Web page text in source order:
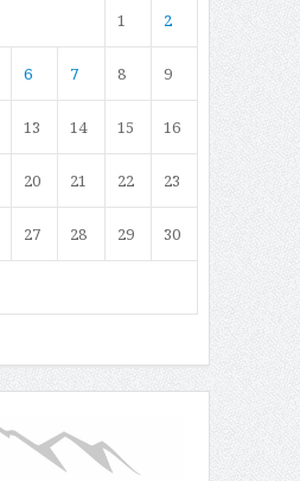
1 2
6 7 8 9
13 14 15 16
20 21 22 23
27 28 29 30